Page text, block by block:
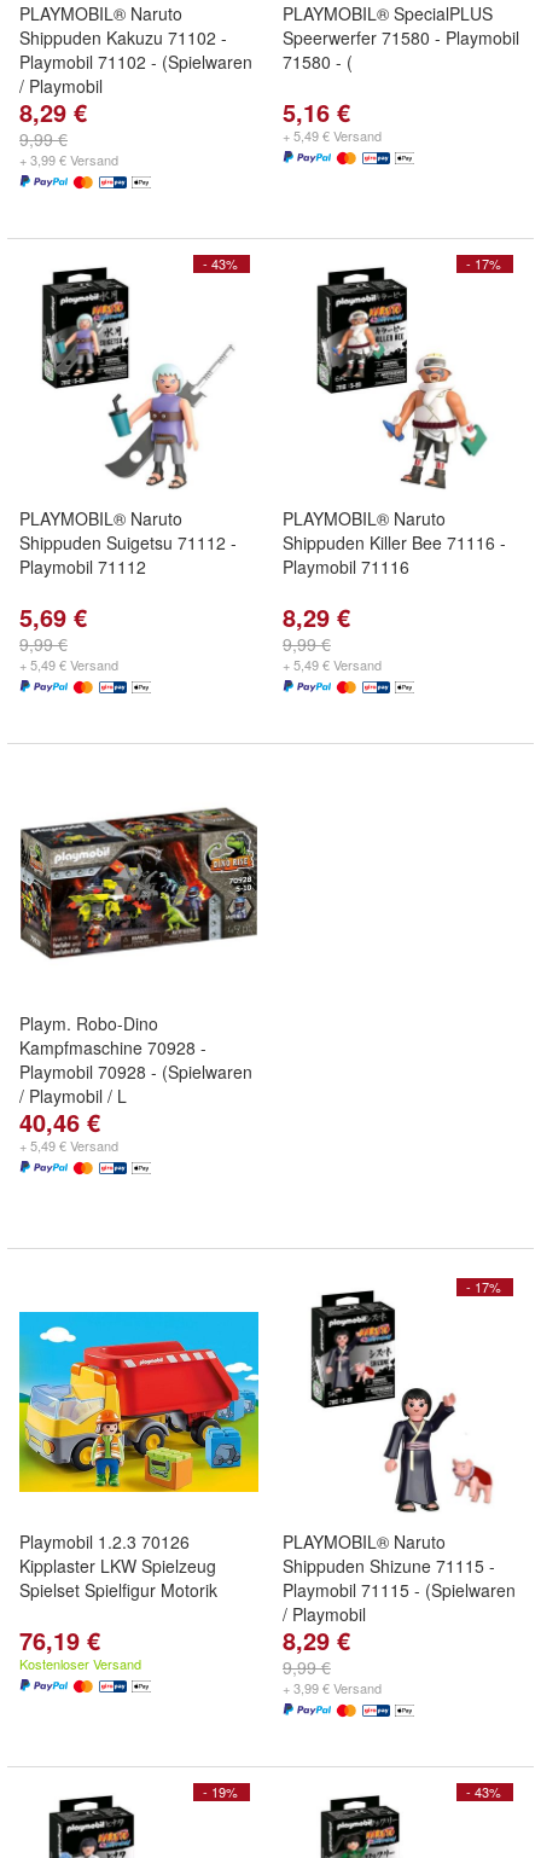
PLAYMOBIL® Naruto
Shippuden Kakuzu 71102 -
Playmobil 71102 - (Spielwaren
/ Playmobil
8,29 €
9,99 €
+ 3,99 € Versand
PLAYMOBIL® SpecialPLUS
Speerwerfer 71580 - Playmobil
71580 - (
5,16 €
+ 5,49 € Versand
- 43%
PLAYMOBIL® Naruto
Shippuden Suigetsu 71112 -
Playmobil 71112
5,69 €
9,99 €
+ 5,49 € Versand
- 17%
PLAYMOBIL® Naruto
Shippuden Killer Bee 71116 -
Playmobil 71116
8,29 €
9,99 €
+ 5,49 € Versand
Playm. Robo-Dino
Kampfmaschine 70928 -
Playmobil 70928 - (Spielwaren
/ Playmobil / L
40,46 €
+ 5,49 € Versand
Playmobil 1.2.3 70126
Kipplaster LKW Spielzeug
Spielset Spielfigur Motorik
76,19 €
Kostenloser Versand
- 17%
PLAYMOBIL® Naruto
Shippuden Shizune 71115 -
Playmobil 71115 - (Spielwaren
/ Playmobil
8,29 €
9,99 €
+ 3,99 € Versand
- 19% - 43%